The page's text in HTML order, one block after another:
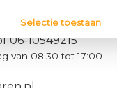
06-10549215
van 08:30 tot 17:00
Selectie toestaan